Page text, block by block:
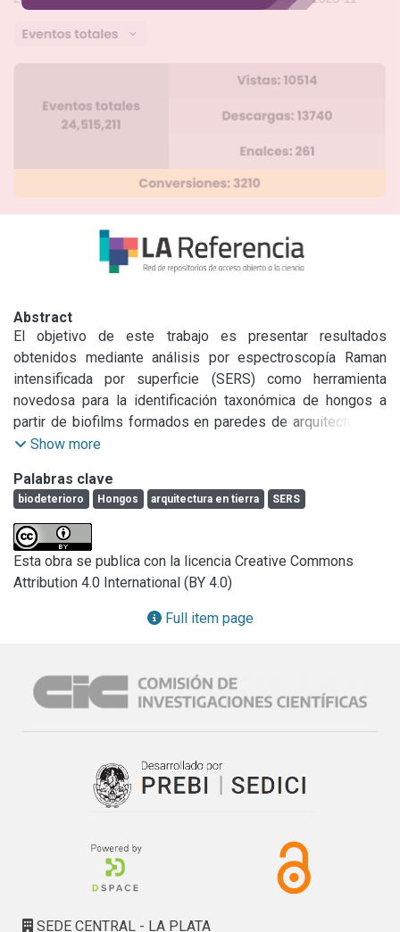
Abstract
El objetivo de este trabajo es presentar resultados
obtenidos mediante análisis por espectroscopía Raman
intensificada por superficie (SERS) como herramienta
novedosa para la identificación taxonómica de hongos a
partir de biofilms formados en paredes de arquitectura en
tierra (“pau-a-pique”, “taipa de pilão”, y adobe), en
representativas del período colonial brasileño, Con el
objetivo de abrir la posibilidad de clasificación de hongos
mediante SERS, se seleccionaron colonias puras que
fueron previamente aislados de las paredes de tierra e
identificados por taxonomía clásica y biología molecular.
Los géneros estudiados fueron: Trichoderma,
Cladosporium, Aspergillus, Neurospora, Fusarium y
mezclados con nanopartículas de oro en suspensión
coloidal. Se observaron bandas características de grupos
estadísticos de PCA y HCA mostraron relaciones que
permitieron hacer asociaciones por género. Este trabajo es
el primer reporte de comunidades microbianas a partir de
el uso de Espectroscopía SERS.
Show more
Palabras clave
biodeterioro Hongos arquitectura en tierra SERS
Esta obra se publica con la licencia Creative Commons
Attribution 4.0 International (BY 4.0)
Full item page
SEDE CENTRAL - LA PLATA